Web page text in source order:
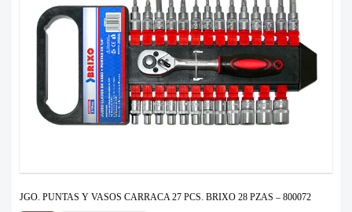
JGO. PUNTAS Y VASOS CARRACA 27 PCS. BRIXO 28 PZAS – 800072